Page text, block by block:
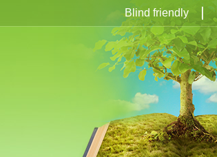
Blind friendly